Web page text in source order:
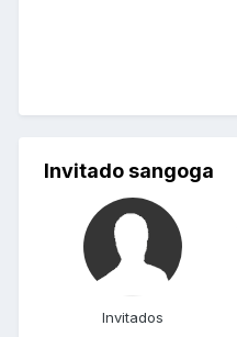
Invitado sangoga
Invitados